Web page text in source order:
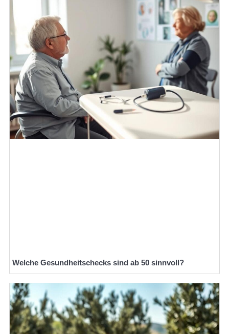
Welche Gesundheitschecks sind ab 50 sinnvoll?